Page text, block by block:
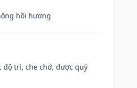
hồi hương
độ trì, che chở, được quý